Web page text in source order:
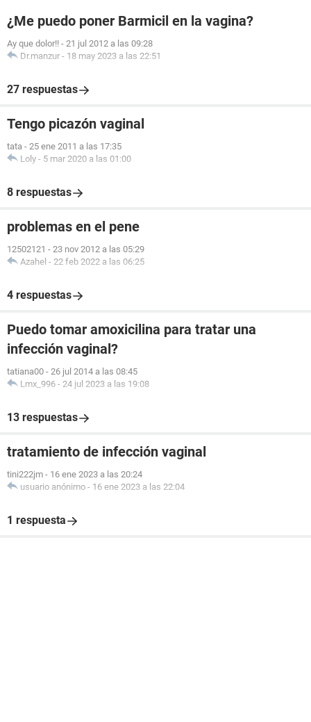
¿Me puedo poner Barmicil en la vagina?
Ay que dolor!! - 21 jul 2012 a las 09:28
Dr.manzur - 18 may 2023 a las 22:51
27 respuestas
Tengo picazón vaginal
tata - 25 ene 2011 a las 17:35
Loly - 5 mar 2020 a las 01:00
8 respuestas
problemas en el pene
12502121 - 23 nov 2012 a las 05:29
Azahel - 22 feb 2022 a las 06:25
4 respuestas
Puedo tomar amoxicilina para tratar una
infección vaginal?
tatiana00 - 26 jul 2014 a las 08:45
Lmx_996 - 24 jul 2023 a las 19:08
13 respuestas
tratamiento de infección vaginal
tini222jm - 16 ene 2023 a las 20:24
usuario anónimo - 16 ene 2023 a las 22:04
1 respuesta